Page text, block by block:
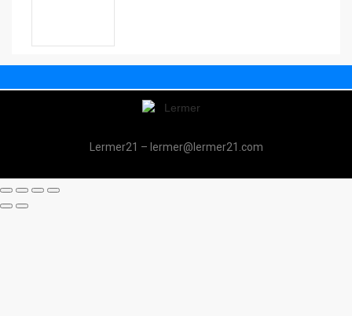
Lermer21 – lermer@lermer21.com